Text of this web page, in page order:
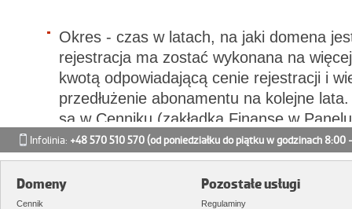
Okres - czas w latach, na jaki domena
rejestracja ma zostać wykonana na
kwotą odpowiadającą cenie rejestracji i
przedłużenie abonamentu na kolejne
są w Cenniku (zakładka Finanse w
Uzasadnienie - w tym polu określ
są dwie opcje: komercyjna lub prywatna.
Infolinia: +48 570 510 570(od poniedziałku do piątku w godzinach 8:00
Domeny
Cennik
Pozostałe usługi
Regulaminy